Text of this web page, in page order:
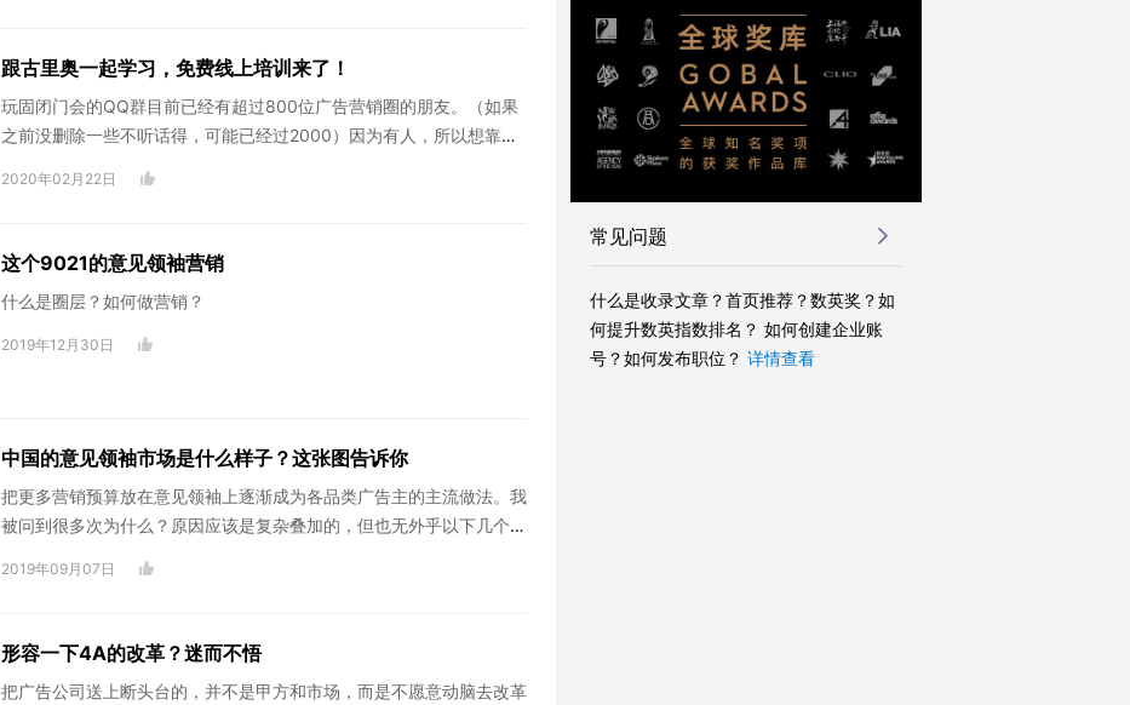
跟古里奥一起学习，免费线上培训来了！
玩固闭门会的QQ群目前已经有超过800位广告营销圈的朋友。（如果
之前没删除一些不听话得，可能已经过2000）因为有人，所以想靠人
2020年02月22日
这个9021的意见领袖营销
什么是圈层？如何做营销？
2019年12月30日
中国的意见领袖市场是什么样子？这张图告诉你
把更多营销预算放在意见领袖上逐渐成为各品类广告主的主流做法。我
被问到很多次为什么？原因应该是复杂叠加的，但也无外乎以下几个重
2019年09月07日
形容一下4A的改革？迷而不悟
把广告公司送上断头台的，并不是甲方和市场，而是不愿意动脑去改革
常见问题
什么是收录文章？首页推荐？数英奖？如
何提升数英指数排名？ 如何创建企业账
号？如何发布职位？ 详情查看